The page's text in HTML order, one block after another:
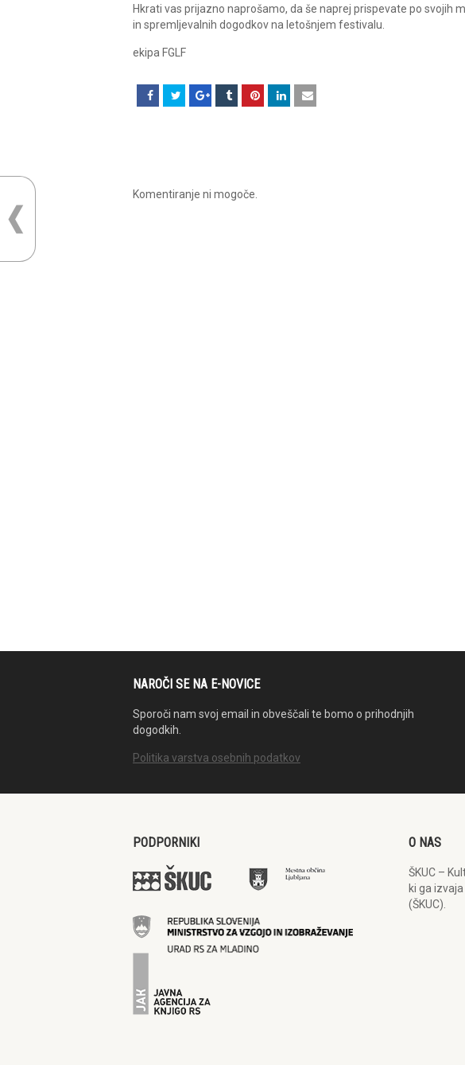
Hkrati vas prijazno naprošamo, da še naprej prispevate po svojih
in spremljevalnih dogodkov na letošnjem festivalu.
ekipa FGLF
Komentiranje ni mogoče.
NAROČI SE NA E-NOVICE
Sporoči nam svoj email in obveščali te bomo o prihodnjih
dogodkih.
Politika varstva osebnih podatkov
PODPORNIKI O NAS
ŠKUC –
ki ga
(ŠKUC).